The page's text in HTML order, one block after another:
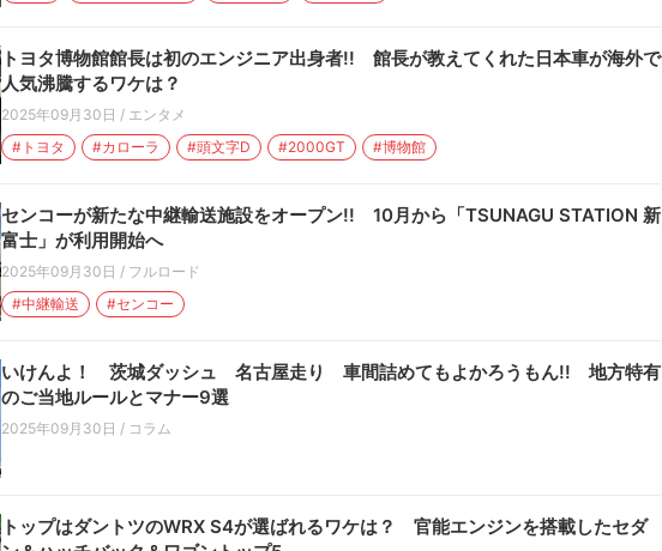
トヨタ博物館館長は初のエンジニア出身者!! 館長が教えてくれた日本車が海外で
人気沸騰するワケは？
2025年09月30日 / エンタメ
#トヨタ
#カローラ #頭文字D #2000GT #博物館
センコーが新たな中継輸送施設をオープン!! 10月から「TSUNAGU STATION 新
富士」が利用開始へ
2025年09月30日 / フルロード
#中継輸送
#センコー
いけんよ！ 茨城ダッシュ 名古屋走り 車間詰めてもよかろうもん!! 地方特有
のご当地ルールとマナー9選
2025年09月30日 / コラム
トップはダントツのWRX S4が選ばれるワケは？ 官能エンジンを搭載したセダ